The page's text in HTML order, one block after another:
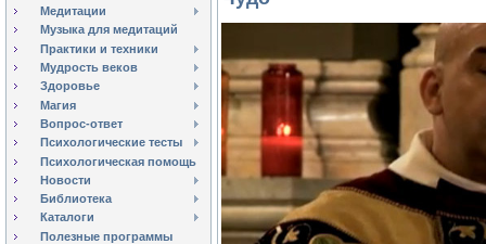
Медитации
Музыка для медитаций
Практики и техники
Мудрость веков
Здоровье
Магия
Вопрос-ответ
Психологические тесты
Психологическая помощь
Новости
Библиотека
Каталоги
Полезные программы